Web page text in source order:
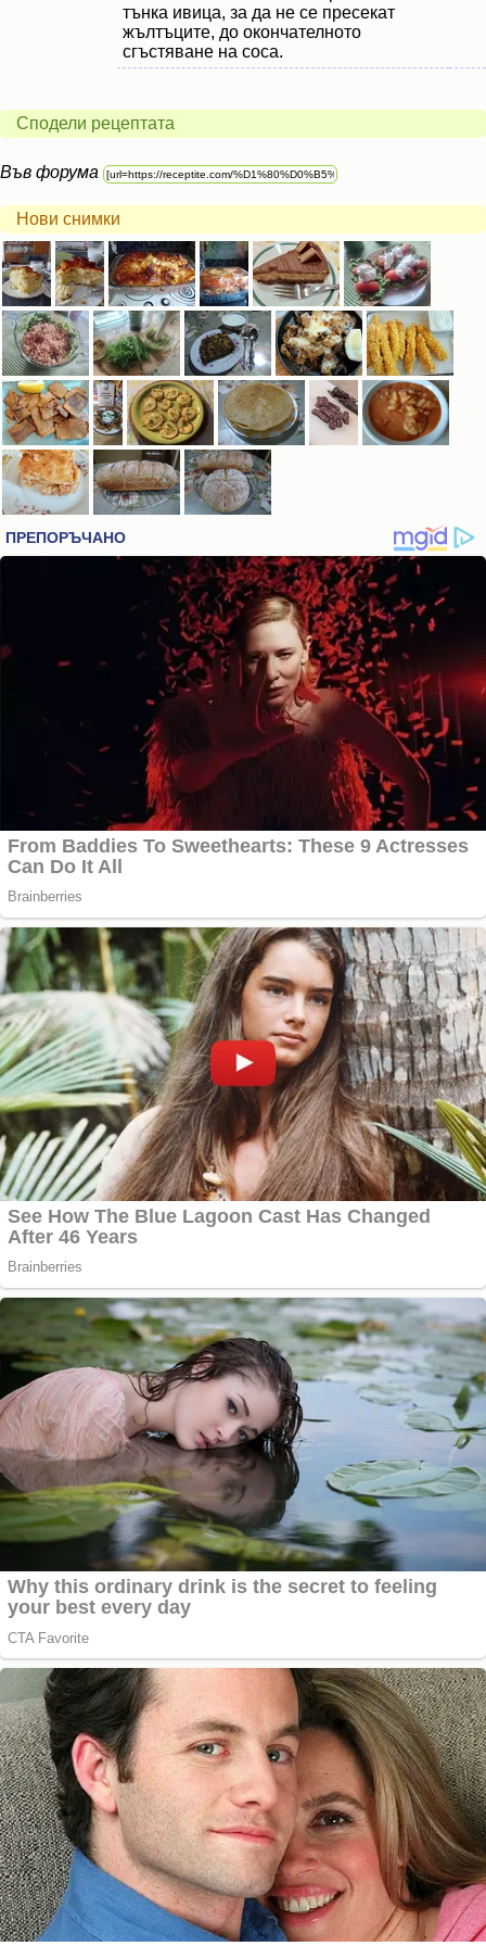
тънка ивица, за да не се пресекат
жълтъците, до окончателното
сгъстяване на соса.
Сподели рецептата
Във форума
Нови снимки